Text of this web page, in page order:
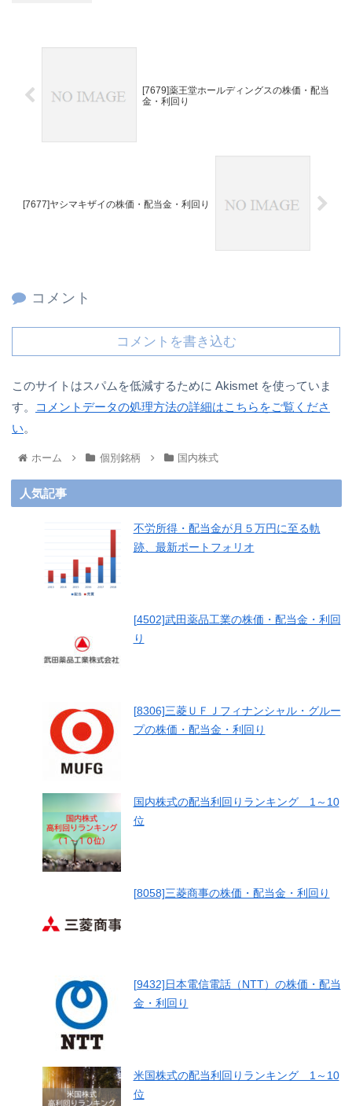
[7679]薬王堂ホールディングスの株価・配当
金・利回り
[7677]ヤシマキザイの株価・配当金・利回り
コメント
コメントを書き込む
このサイトはスパムを低減するために Akismet を使っていま
す。
コメントデータの処理方法の詳細はこちらをご覧くださ
い。
ホーム 個別銘柄 国内株式
人気記事
不労所得・配当金が月５万円に至る軌
跡、最新ポートフォリオ
[4502]武田薬品工業の株価・配当金・利回
り
[8306]三菱ＵＦＪフィナンシャル・グルー
プの株価・配当金・利回り
国内株式の配当利回りランキング 1～10
位
[8058]三菱商事の株価・配当金・利回り
[9432]日本電信電話（NTT）の株価・配当
金・利回り
米国株式の配当利回りランキング 1～10
位